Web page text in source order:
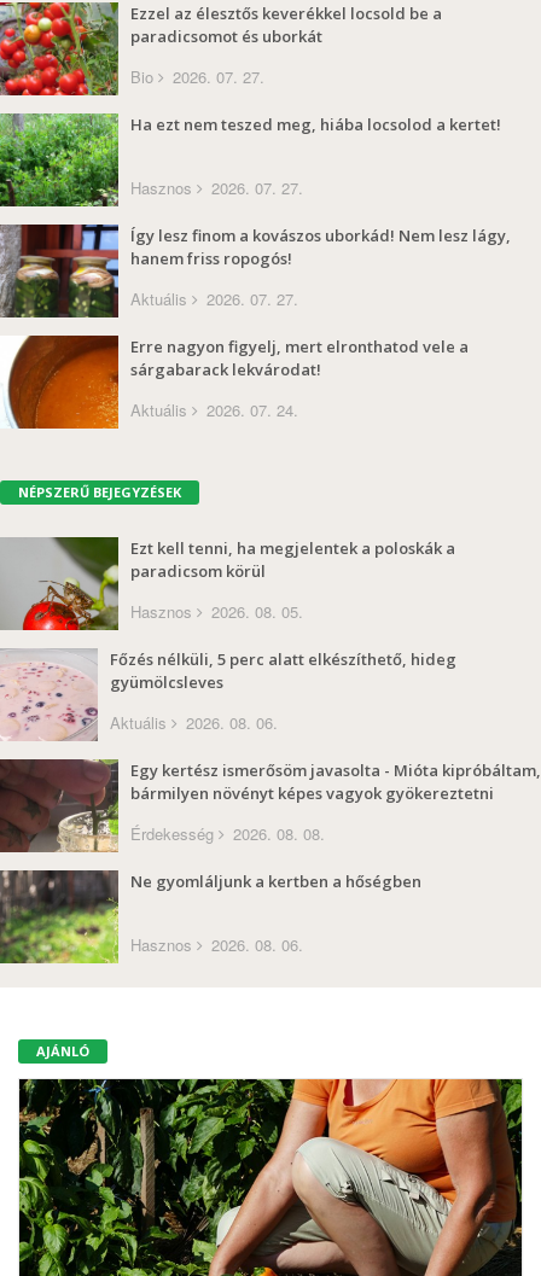
Ezzel az élesztős keverékkel locsold be a
paradicsomot és uborkát
Bio 2026. 07. 27.
Ha ezt nem teszed meg, hiába locsolod a kertet!
Hasznos 2026. 07. 27.
Így lesz finom a kovászos uborkád! Nem lesz lágy,
hanem friss ropogós!
Aktuális 2026. 07. 27.
Erre nagyon figyelj, mert elronthatod vele a
sárgabarack lekvárodat!
Aktuális 2026. 07. 24.
NÉPSZERŰ BEJEGYZÉSEK
Ezt kell tenni, ha megjelentek a poloskák a
paradicsom körül
Hasznos 2026. 08. 05.
Főzés nélküli, 5 perc alatt elkészíthető, hideg
gyümölcsleves
Aktuális 2026. 08. 06.
Egy kertész ismerősöm javasolta - Mióta kipróbáltam,
bármilyen növényt képes vagyok gyökereztetni
Érdekesség 2026. 08. 08.
Ne gyomláljunk a kertben a hőségben
Hasznos 2026. 08. 06.
AJÁNLÓ